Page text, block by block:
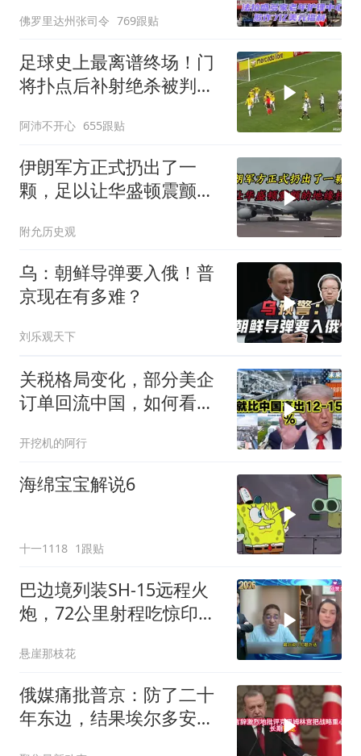
佛罗里达州张司令 769跟贴
足球史上最离谱终场！门
将扑点后补射绝杀被判无
阿沛不开心 655跟贴
伊朗军方正式扔出了一
颗，足以让华盛顿震颤的
附允历史观
乌：朝鲜导弹要入俄！普
京现在有多难？
刘乐观天下
关税格局变化，部分美企
订单回流中国，如何看待
听听
开挖机的阿行
海绵宝宝解说6
十一1118 1跟贴
巴边境列装SH-15远程火
炮，72公里射程吃惊印度
悬崖那枝花
俄媒痛批普京：防了二十
年东边，结果埃尔多安把